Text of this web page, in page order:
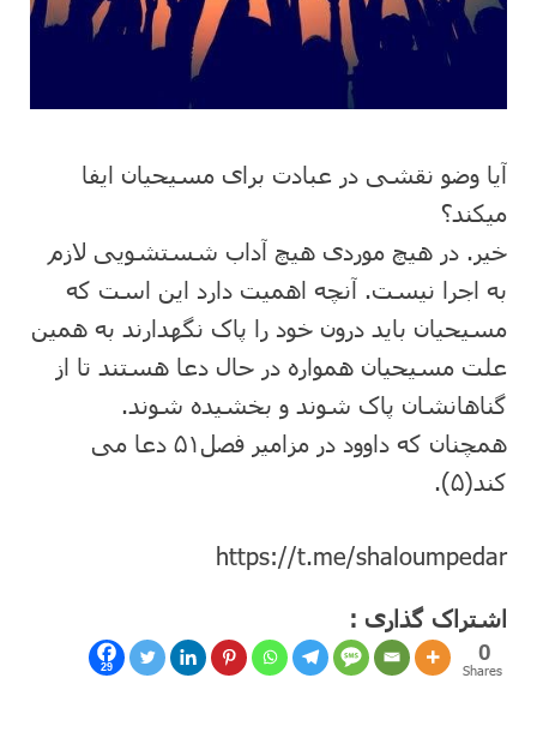
آیا وضو نقشی در عبادت برای مسیحیان ایفا
میکند؟
خیر. در هیچ موردی هیچ آداب شستشویی لازم
به اجرا نیست. آنچه اهمیت دارد این است که
مسیحیان باید درون خود را پاک نگهدارند به همین
علت مسیحیان همواره در حال دعا هستند تا از
گناهانشان پاک شوند و بخشیده شوند.
همچنان که داوود در مزامیر فصل۵١ دعا می
کند(۵).
https://t.me/shaloumpedar
اشتراک گذاری :
29
0
Shares